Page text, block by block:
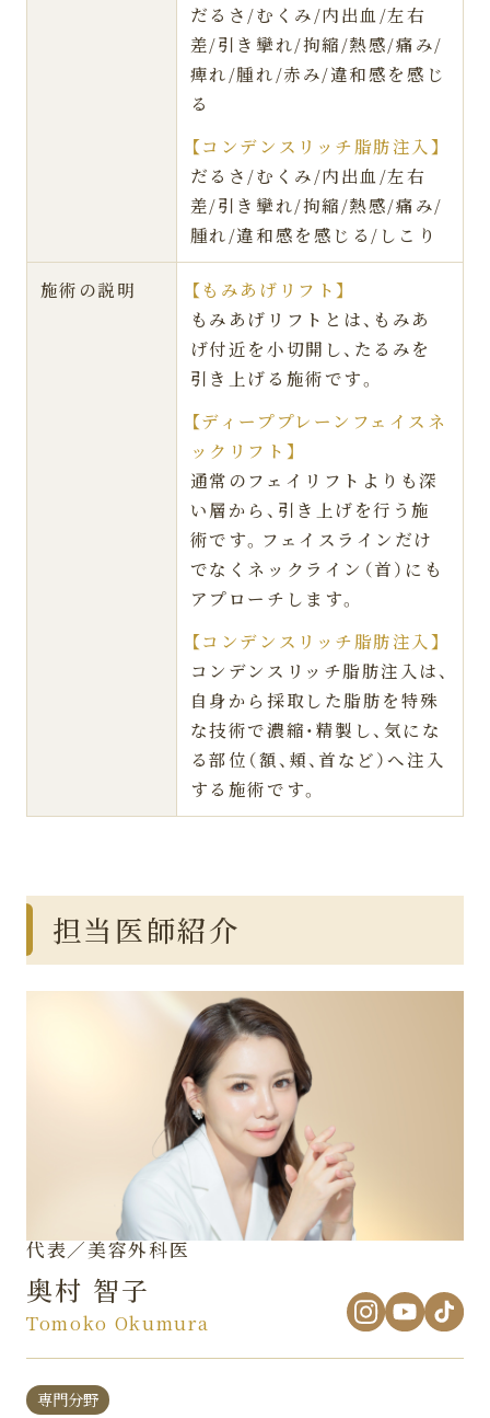
だるさ/むくみ/内出血/左右
差/引き攣れ/拘縮/熱感/痛み/
痺れ/腫れ/赤み/違和感を感じ
る
【コンデンスリッチ脂肪注入】
だるさ/むくみ/内出血/左右
差/引き攣れ/拘縮/熱感/痛み/
腫れ/違和感を感じる/しこり
施術の説明
【もみあげリフト】
もみあげリフトとは、もみあ
げ付近を小切開し、たるみを
引き上げる施術です。
【ディーププレーンフェイスネ
ックリフト】
通常のフェイリフトよりも深
い層から、引き上げを行う施
術です。フェイスラインだけ
でなくネックライン（首）にも
アプローチします。
【コンデンスリッチ脂肪注入】
コンデンスリッチ脂肪注入は、
自身から採取した脂肪を特殊
な技術で濃縮・精製し、気にな
る部位（額、頬、首など）へ注入
する施術です。
担当医師紹介
代表／美容外科医
奥村 智子
Tomoko Okumura
専門分野